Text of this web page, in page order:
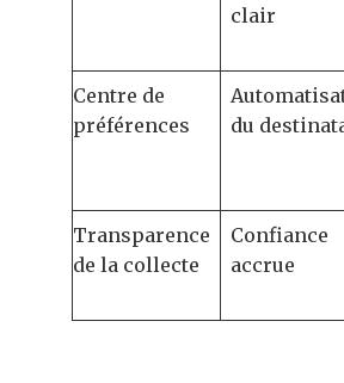
clair
Centre de
préférences
du
Transparence
de la collecte
Confiance
accrue